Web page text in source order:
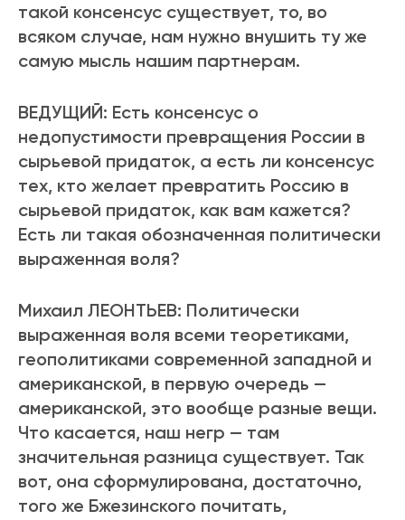
такой консенсус существует, то, во
всяком случае, нам нужно внушить ту же
самую мысль нашим партнерам.
ВЕДУЩИЙ: Есть консенсус о
недопустимости превращения России в
сырьевой придаток, а есть ли консенсус
тех, кто желает превратить Россию в
сырьевой придаток, как вам кажется?
Есть ли такая обозначенная политически
выраженная воля?
Михаил ЛЕОНТЬЕВ: Политически
выраженная воля всеми теоретиками,
геополитиками современной западной и
американской, в первую очередь —
американской, это вообще разные вещи.
Что касается, наш негр — там
значительная разница существует. Так
вот, она сформулирована, достаточно,
того же Бжезинского почитать,